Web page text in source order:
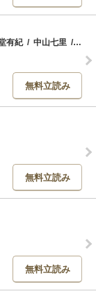
有紀 / 中山七里 / 有栖
無料立読み
無料立読み
無料立読み